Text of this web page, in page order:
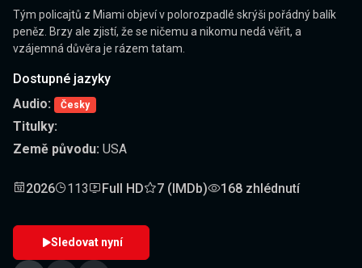
Tým policajtů z Miami objeví v polorozpadlé skrýši pořádný balík
peněz. Brzy ale zjistí, že se ničemu a nikomu nedá věřit, a
vzájemná důvěra je rázem tatam.
Dostupné jazyky
Audio:
Česky
Titulky:
Země původu: USA
2026 113 Full HD 7 (IMDb) 168 zhlédnutí
Sledovat nyní